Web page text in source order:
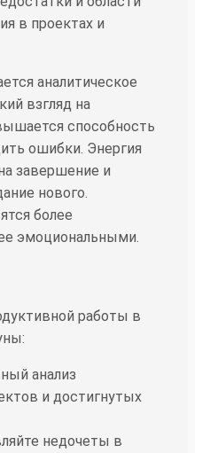
в проектах и
аналитическое
взгляд на
способность
ошибки. Энергия
завершение и
нового.
более
эмоциональными.
работы в
анализ
и достигнутых
недочеты в